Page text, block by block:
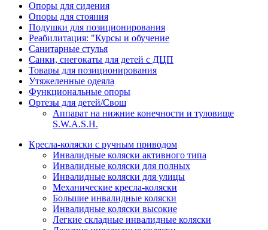
Опоры для сидения
Опоры для стояния
Подушки для позиционирования
Реабилитация: "Курсы и обучение
Санитарные стулья
Санки, снегокаты для детей с ДЦП
Товары для позиционирования
Утяжеленные одеяла
Функциональные опоры
Ортезы для детей/Свош
Аппарат на нижние конечности и туловище
S.W.A.S.H.
Кресла-коляски с ручным приводом
Инвалидные коляски активного типа
Инвалидные коляски для полных
Инвалидные коляски для улицы
Механические кресла-коляски
Большие инвалидные коляски
Инвалидные коляски высокие
Легкие складные инвалидные коляски